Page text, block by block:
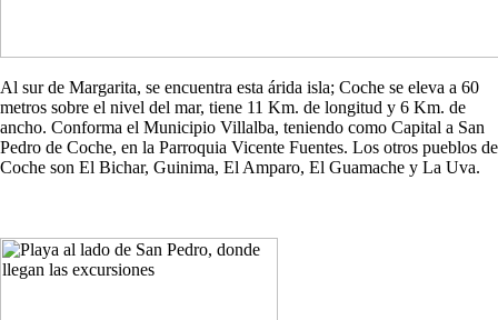
Al sur de Margarita, se encuentra esta árida isla; Coche se eleva a 60
metros sobre el nivel del mar, tiene 11 Km. de longitud y 6 Km. de
ancho. Conforma el Municipio Villalba, teniendo como Capital a San
Pedro de Coche, en la Parroquia Vicente Fuentes. Los otros pueblos de
Coche son El Bichar, Guinima, El Amparo, El Guamache y La Uva.